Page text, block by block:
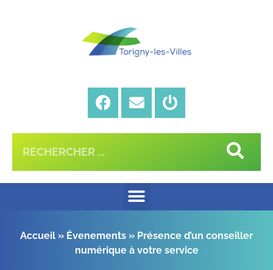
Accueil » Évenements » Présence d’un conseiller
numérique à votre service